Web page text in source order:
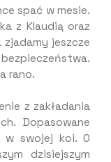
spać w mesie.
z Klaudią oraz
jeszcze
rano.
z zakładania
Dopasowane
swojej koi. O
dzisiejszym